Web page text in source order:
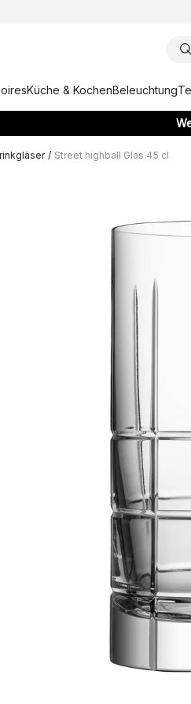
Küche & KochenBeleuchtung
/ Street highball Glas 45 cl